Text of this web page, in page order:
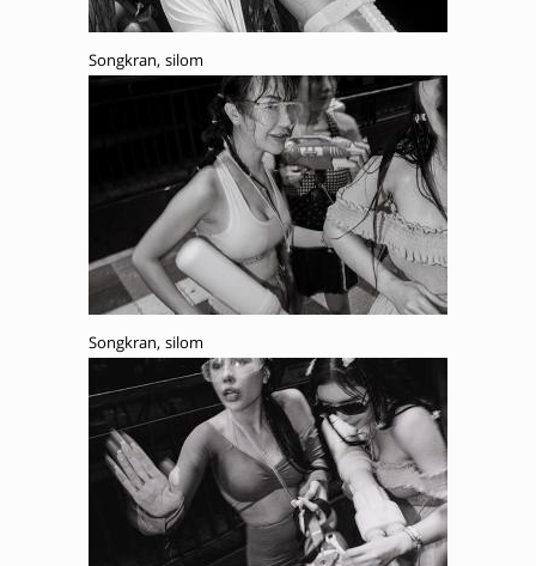
Songkran, silom
Songkran, silom